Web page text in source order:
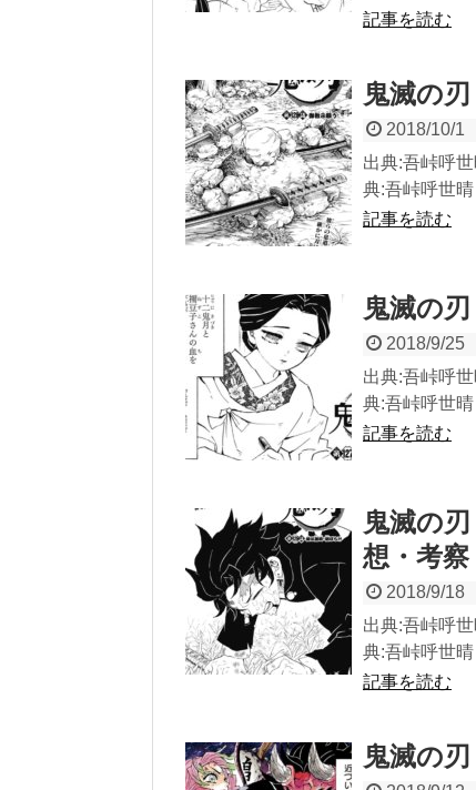
記事を読む
鬼滅の
2018/10/1
出典:吾峠呼
典:吾峠呼世
記事を読む
鬼滅の
2018/9/25
出典:吾峠呼
典:吾峠呼世
記事を読む
鬼滅の
想・考察
2018/9/18
出典:吾峠呼
典:吾峠呼世
記事を読む
鬼滅の